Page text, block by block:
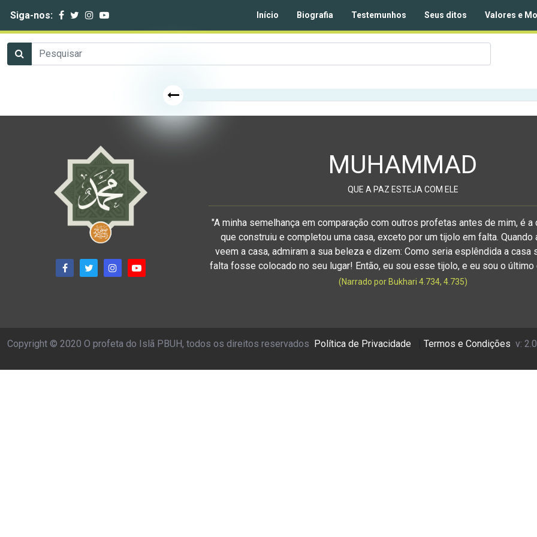
Siga-nos: Início Biografia Testemunhos Seus ditos Valores e
MUHAMMAD
QUE A PAZ ESTEJA COM ELE
"A minha semelhança em comparação com outros profetas antes de mim, é a
que construiu e completou uma casa, exceto por um tijolo em falta.
veem a casa, admiram a sua beleza e dizem: Como seria esplêndida a casa
falta fosse colocado no seu lugar! Então, eu sou esse tijolo, e eu sou o
(Narrado por Bukhari 4.734, 4.735)
Copyright © 2020 O profeta do Islã PBUH, todos os direitos reservados Política de Privacidade Termos e Condições v: